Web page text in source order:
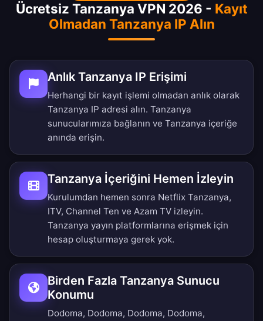
Ücretsiz Tanzanya VPN 2026 - Kayıt
Olmadan Tanzanya IP Alın
Anlık Tanzanya IP Erişimi
Herhangi bir kayıt işlemi olmadan anlık olarak
Tanzanya IP adresi alın. Tanzanya
sunucularımıza bağlanın ve Tanzanya içeriğe
anında erişin.
Tanzanya İçeriğini Hemen İzleyin
Kurulumdan hemen sonra Netflix Tanzanya,
ITV, Channel Ten ve Azam TV izleyin.
Tanzanya yayın platformlarına erişmek için
hesap oluşturmaya gerek yok.
Birden Fazla Tanzanya Sunucu
Konumu
Dodoma, Dodoma, Dodoma, Dodoma,